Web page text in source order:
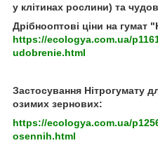
у клітинах рослини) та
Дрібнооптові ціни на
https://ecologya.com.ua/
udobrenie.html
Застосування Нітрогумату
озимих зернових:
https://ecologya.com.ua/
osennih.html